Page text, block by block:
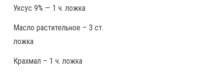
Уксус 9% — 1 ч. ложка
Масло растительное – 3 ст.
ложка
Крахмал – 1 ч. ложка